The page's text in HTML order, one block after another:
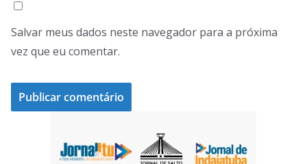
Salvar meus dados neste navegador para a próxima
vez que eu comentar.